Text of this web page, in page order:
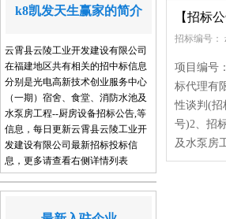
k8凯发天生赢家的简介
云霄县云陵工业开发建设有限公司
在福建地区共有相关的招中标信息
分别是光电高新技术创业服务中心
（一期）宿舍、食堂、消防水池及
水泵房工程--厨房设备招标公告,等
信息，每日更新云霄县云陵工业开
发建设有限公司最新招标投标信
息，更多请查看右侧详情列表
【招标公
招标编号：
项目编号
标代理有
性谈判(招
号)2、招
及水泵房